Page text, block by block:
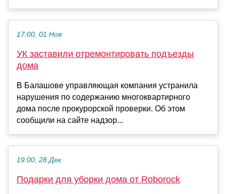
17:00, 01 Ноя
УК заставили отремонтировать подъезды
дома
В Балашове управляющая компания устранила
нарушения по содержанию многоквартирного
дома после прокурорской проверки. Об этом
сообщили на сайте надзор...
19:00, 28 Дек
Подарки для уборки дома от Roborock